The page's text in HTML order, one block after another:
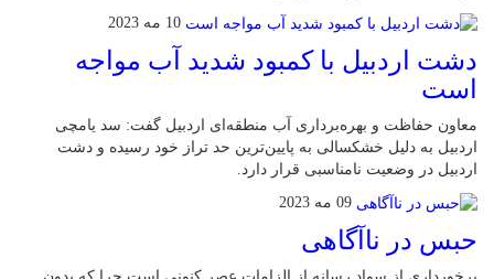
10 مه 2023
دشت اردبیل با کمبود شدید آب مواجه
است
معاون حفاظت و بهره‌برداری آب منطقه‌ای اردبیل گفت: سد یامچی
اردبیل به دلیل خشکسالی به پایین‌ترین حد تراز خود رسیده و دشت
اردبیل در وضعیت نامناسبی قرار دارد.
09 مه 2023
حبس در ناآگاهی